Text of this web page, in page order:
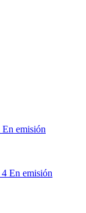
En emisión
4 En emisión